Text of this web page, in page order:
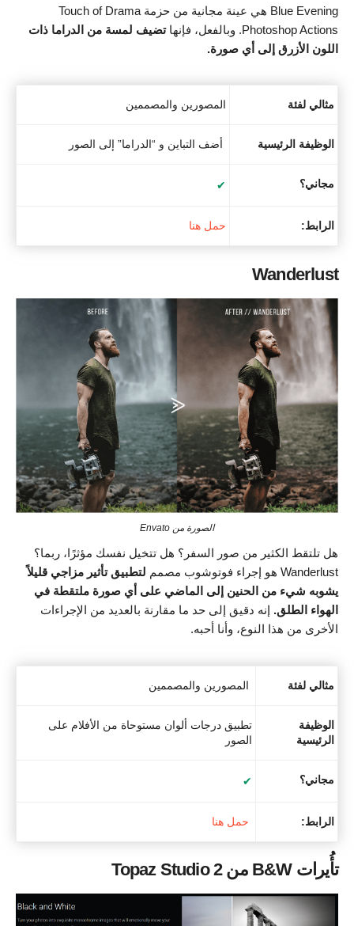
Blue Evening هي عينة مجانية من حزمة Touch of Drama
Photoshop Actions. وبالفعل، فإنها
تضيف لمسة من الدراما ذات
اللون الأزرق إلى أي صورة.
مثالي لفئة المصورين والمصممين
الوظيفة الرئيسية أضف التباين و “الدراما” إلى الصور
مجاني؟ ✔
الرابط: حمل هنا
Wanderlust
الصورة من Envato
هل تلتقط الكثير من صور السفر؟ هل تتخيل نفسك مؤثرًا، ربما؟
Wanderlust هو إجراء فوتوشوب مصمم
لتطبيق تأثير مزاجي قليلاً
يشوبه شيء من الحنين إلى الماضي على أي صورة ملتقطة في
الهواء الطلق. إنه دقيق إلى حد ما مقارنة بالعديد من الإجراءات
الأخرى من هذا النوع، وأنا أحبه.
مثالي لفئة المصورين والمصممين
الوظيفة
الرئيسية
تطبيق درجات ألوان مستوحاة من الأفلام على
الصور
مجاني؟ ✔
الرابط: حمل هنا
تأُيرات B&W من Topaz Studio 2